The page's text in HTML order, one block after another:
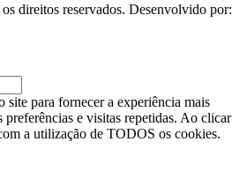
direitos reservados. Desenvolvido por:
site para fornecer a experiência mais
preferências e visitas repetidas. Ao clicar
a utilização de TODOS os cookies.